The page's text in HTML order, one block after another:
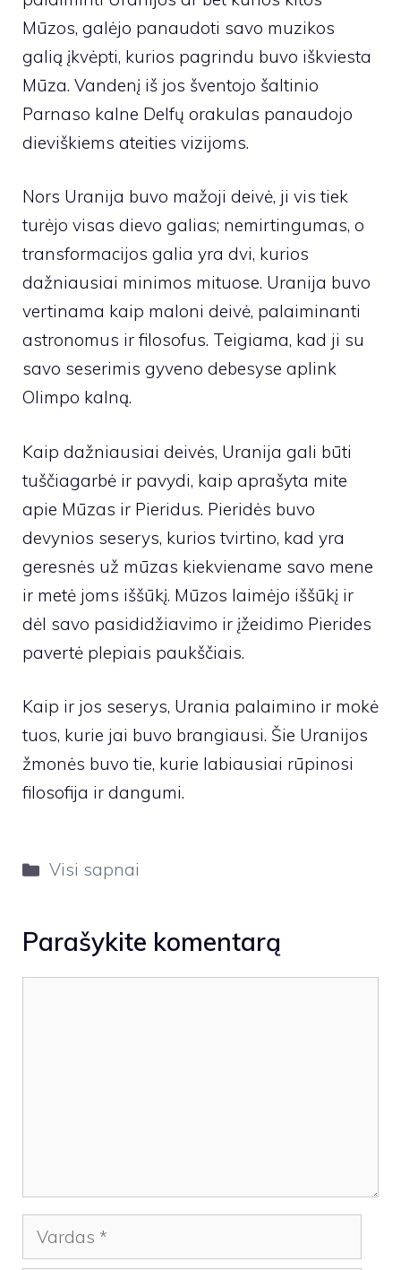
Mūzos, galėjo panaudoti savo muzikos
galią įkvėpti, kurios pagrindu buvo iškviesta
Mūza. Vandenį iš jos šventojo šaltinio
Parnaso kalne Delfų orakulas panaudojo
dieviškiems ateities vizijoms.
Nors Uranija buvo mažoji deivė, ji vis tiek
turėjo visas dievo galias; nemirtingumas, o
transformacijos galia yra dvi, kurios
dažniausiai minimos mituose. Uranija buvo
vertinama kaip maloni deivė, palaiminanti
astronomus ir filosofus. Teigiama, kad ji su
savo seserimis gyveno debesyse aplink
Olimpo kalną.
Kaip dažniausiai deivės, Uranija gali būti
tuščiagarbė ir pavydi, kaip aprašyta mite
apie Mūzas ir Pieridus. Pieridės buvo
devynios seserys, kurios tvirtino, kad yra
geresnės už mūzas kiekviename savo mene
ir metė joms iššūkį. Mūzos laimėjo iššūkį ir
dėl savo pasididžiavimo ir įžeidimo Pierides
pavertė plepiais paukščiais.
Kaip ir jos seserys, Urania palaimino ir mokė
tuos, kurie jai buvo brangiausi. Šie Uranijos
žmonės buvo tie, kurie labiausiai rūpinosi
filosofija ir dangumi.
Kategorijos
Visi sapnai
Parašykite komentarą
Vardas